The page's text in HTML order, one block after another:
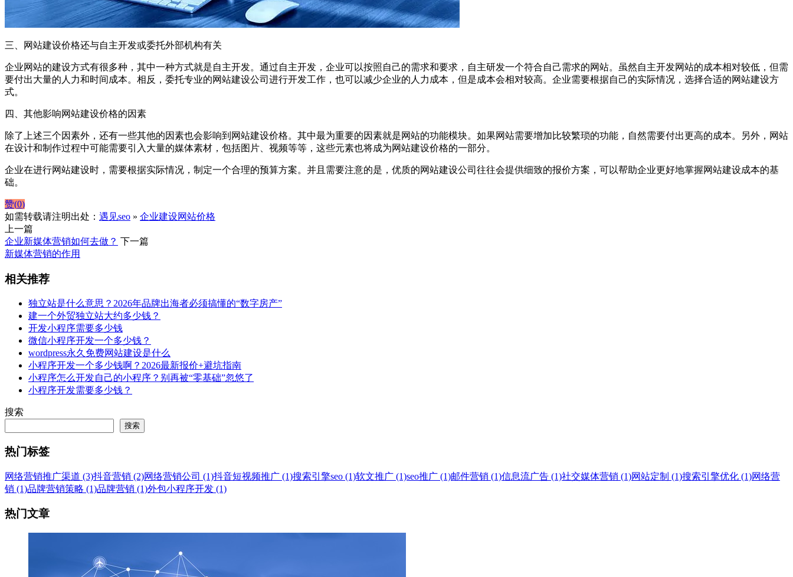
三、网站建设价格还与自主开发或委托外部机构有关
企业网站的建设方式有很多种，其中一种方式就是自主开发。通过自主开发，企业可以按照自己的需求和要求，自主研发一个符合自己需求的网站。虽然自主开发网站的成本相对较低，但需
要付出大量的人力和时间成本。相反，委托专业的网站建设公司进行开发工作，也可以减少企业的人力成本，但是成本会相对较高。企业需要根据自己的实际情况，选择合适的网站建设方
式。
四、其他影响网站建设价格的因素
除了上述三个因素外，还有一些其他的因素也会影响到网站建设价格。其中最为重要的因素就是网站的功能模块。如果网站需要增加比较繁琐的功能，自然需要付出更高的成本。另外，网站
在设计和制作过程中可能需要引入大量的媒体素材，包括图片、视频等等，这些元素也将成为网站建设价格的一部分。
企业在进行网站建设时，需要根据实际情况，制定一个合理的预算方案。并且需要注意的是，优质的网站建设公司往往会提供细致的报价方案，可以帮助企业更好地掌握网站建设成本的基
础。
赞(0)
如需转载请注明出处： 遇见seo » 企业建设网站价格
上一篇
企业新媒体营销如何去做？ 下一篇
新媒体营销的作用
相关推荐
独立站是什么意思？2026年品牌出海者必须搞懂的“数字房产”
建一个外贸独立站大约多少钱？
开发小程序需要多少钱
微信小程序开发一个多少钱？
wordpress永久免费网站建设是什么
小程序开发一个多少钱啊？2026最新报价+避坑指南
小程序怎么开发自己的小程序？别再被“零基础”忽悠了
小程序开发需要多少钱？
搜索
搜索
热门标签
网络营销推广渠道 (3)抖音营销 (2)网络营销公司 (1)抖音短视频推广 (1)搜索引擎seo (1)软文推广 (1)seo推广 (1)邮件营销 (1)信息流广告 (1)社交媒体营销 (1)网站定制 (1)搜索引擎优化 (1)网络营
销 (1)品牌营销策略 (1)品牌营销 (1)外包小程序开发 (1)
热门文章